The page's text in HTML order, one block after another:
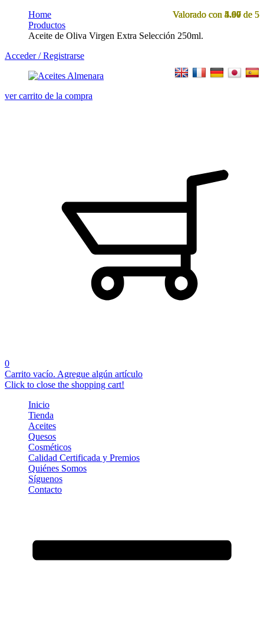
Home
Productos
Aceite de Oliva Virgen Extra Selección 250ml.
Acceder / Registrarse
ver carrito de la compra
0
Carrito vacío. Agregue algún artículo
Click to close the shopping cart!
Inicio
Tienda
Aceites
Quesos
Cosméticos
Calidad Certificada y Premios
Quiénes Somos
Síguenos
Contacto
Valorado con 4.67 de 5
Valorado con 4.97 de 5
Valorado con 5.00 de 5
Valorado con 5.00 de 5